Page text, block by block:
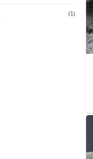
(1)